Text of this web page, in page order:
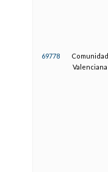
69778
Comunidad
Valenciana